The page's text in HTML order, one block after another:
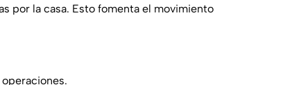
por la casa. Esto fomenta el movimiento